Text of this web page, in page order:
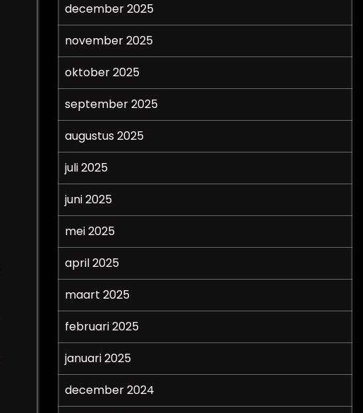
december 2025
november 2025
oktober 2025
september 2025
augustus 2025
juli 2025
juni 2025
mei 2025
april 2025
maart 2025
februari 2025
januari 2025
december 2024